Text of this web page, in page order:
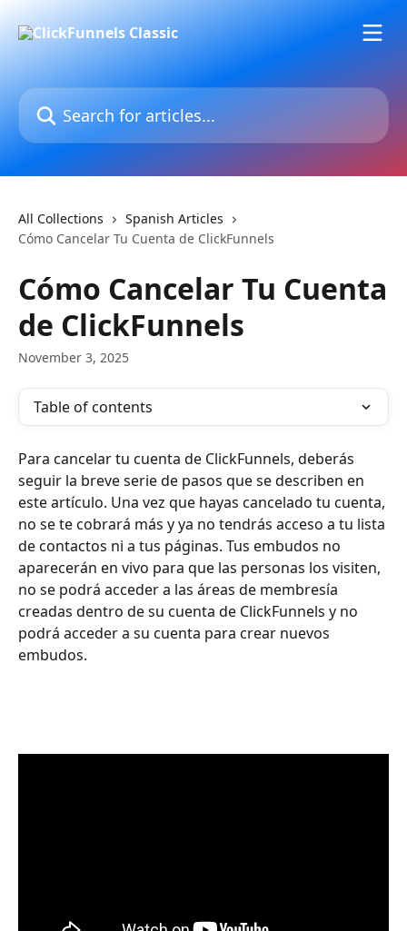
Search for articles...
All Collections
Spanish Articles
Cómo Cancelar Tu Cuenta de ClickFunnels
Cómo Cancelar Tu Cuenta
de ClickFunnels
November 3, 2025
Table of contents
Para cancelar tu cuenta de ClickFunnels, deberás
seguir la breve serie de pasos que se describen en
este artículo. Una vez que hayas cancelado tu cuenta,
no se te cobrará más y ya no tendrás acceso a tu lista
de contactos ni a tus páginas. Tus embudos no
aparecerán en vivo para que las personas los visiten,
no se podrá acceder a las áreas de membresía
creadas dentro de su cuenta de ClickFunnels y no
podrá acceder a su cuenta para crear nuevos
embudos.